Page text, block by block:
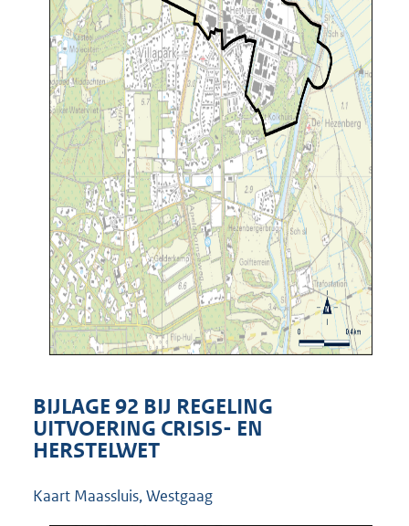
BIJLAGE 92 BIJ REGELING
UITVOERING CRISIS- EN
HERSTELWET
Kaart Maassluis, Westgaag